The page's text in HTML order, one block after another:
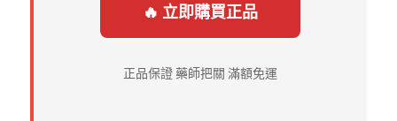
🔥 立即購買正品
正品保證 藥師把關 滿額免運